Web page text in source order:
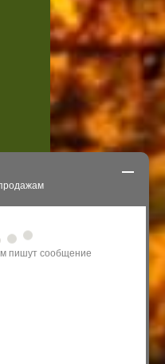
Вас по нашим